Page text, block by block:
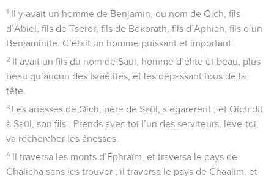
1 Il y avait un homme de Benjamin, du nom de Qich, fils
d’Abiel, fils de Tseror, fils de Bekorath, fils d’Aphiah, fils d’un
Benjaminite. C’était un homme puissant et important.
2 Il avait un fils du nom de Saül, homme d’élite et beau, plus
beau qu’aucun des Israélites, et les dépassant tous de la
tête.
3 Les ânesses de Qich, père de Saül, s’égarèrent ; et Qich dit
à Saül, son fils : Prends avec toi l’un des serviteurs, lève-toi,
va rechercher les ânesses.
4 Il traversa les monts d’Éphraïm, et traversa le pays de
Chalicha sans les trouver ; il traversa le pays de Chaalim, et